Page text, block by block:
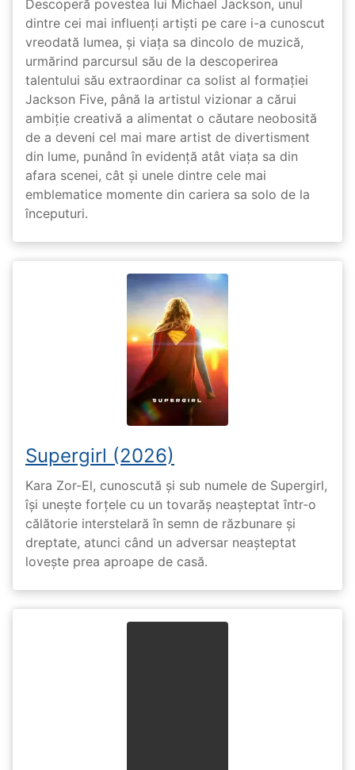
Descoperă povestea lui Michael Jackson, unul
dintre cei mai influenți artiști pe care i-a cunoscut
vreodată lumea, și viața sa dincolo de muzică,
urmărind parcursul său de la descoperirea
talentului său extraordinar ca solist al formației
Jackson Five, până la artistul vizionar a cărui
ambiție creativă a alimentat o căutare neobosită
de a deveni cel mai mare artist de divertisment
din lume, punând în evidență atât viața sa din
afara scenei, cât și unele dintre cele mai
emblematice momente din cariera sa solo de la
începuturi.
Supergirl (2026)
Kara Zor-El, cunoscută și sub numele de Supergirl,
își unește forțele cu un tovarăș neașteptat într-o
călătorie interstelară în semn de răzbunare și
dreptate, atunci când un adversar neașteptat
lovește prea aproape de casă.